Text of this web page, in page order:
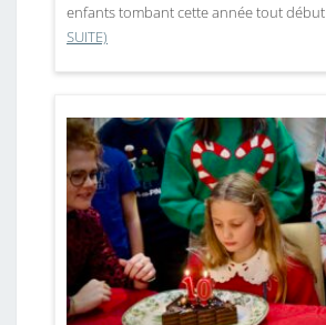
enfants tombant cette année tout début
SUITE)